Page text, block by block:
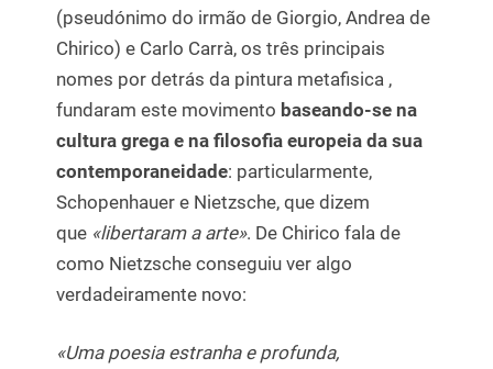
(pseudónimo do irmão de Giorgio, Andrea de
Chirico) e Carlo Carrà, os três principais
nomes por detrás da pintura metafisica ,
fundaram este movimento baseando-se na
cultura grega e na filosofia europeia da sua
contemporaneidade: particularmente,
Schopenhauer e Nietzsche, que dizem
que «libertaram a arte». De Chirico fala de
como Nietzsche conseguiu ver algo
verdadeiramente novo:
«Uma poesia estranha e profunda,